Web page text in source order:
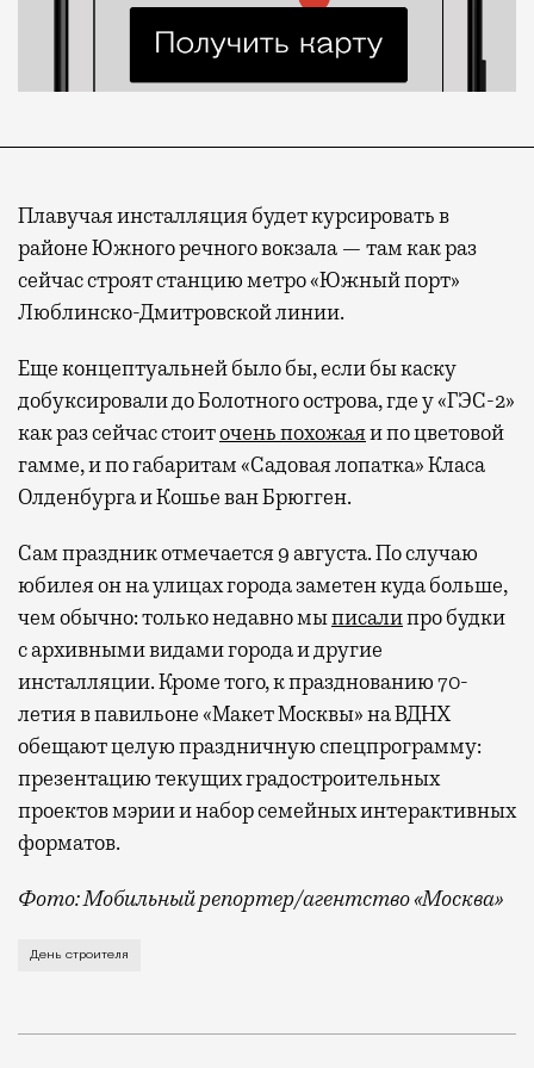
Плавучая инсталляция будет курсировать в
районе Южного речного вокзала — там как раз
сейчас строят станцию метро «Южный порт»
Люблинско-Дмитровской линии.
Еще концептуальней было бы, если бы каску
добуксировали до Болотного острова, где у «ГЭС-2»
как раз сейчас стоиточень похожаяи по цветовой
гамме, и по габаритам «Садовая лопатка» Класа
Олденбурга и Кошье ван Брюгген.
Сам праздник отмечается 9 августа. По случаю
юбилея он на улицах города заметен куда больше,
чем обычно: только недавно мыписалипро будки
с архивными видами города и другие
инсталляции. Кроме того, к празднованию 70-
летия в павильоне «Макет Москвы» на ВДНХ
обещают целую праздничную спецпрограмму:
презентацию текущих градостроительных
проектов мэрии и набор семейных интерактивных
форматов.
Фото: Мобильный репортер/агентство «Москва»
Это каска в фирменных цветах департамента
День строителя